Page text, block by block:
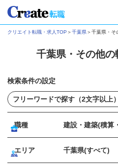
クリエイト転職・求人TOP ＞千葉県＞千葉県・そ
千葉県・その他
検索条件の設定
職種 建設・建築(積算
エリア 千葉県(すべて)